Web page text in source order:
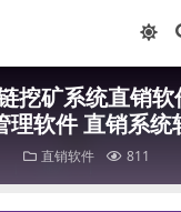
挖矿系统直销
理软件 直销系统
直销软件 811